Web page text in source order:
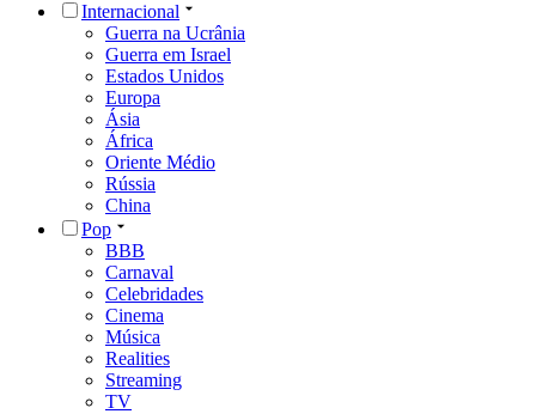
Internacional
Guerra na Ucrânia
Guerra em Israel
Estados Unidos
Europa
Ásia
África
Oriente Médio
Rússia
China
Pop
BBB
Carnaval
Celebridades
Cinema
Música
Realities
Streaming
TV